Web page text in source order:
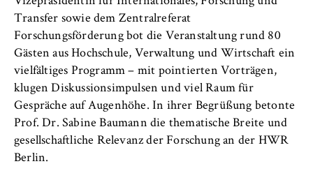
i
n
S
c
h
o
o
l
o
FB 2 Duales Studium
FB 3 Allgemeine Verwaltung
FB 4 Rechtspflege
FB 5 Polizei und
Sicherheitsmanagement
Transfer sowie dem Zentralreferat
Forschungsförderung bot die Veranstaltung rund 80
Gästen aus Hochschule, Verwaltung und Wirtschaft ein
vielfältiges Programm – mit pointierten Vorträgen,
klugen Diskussionsimpulsen und viel Raum für
Gespräche auf Augenhöhe. In ihrer Begrüßung betonte
Prof. Dr. Sabine Baumann die thematische Breite und
gesellschaftliche Relevanz der Forschung an der HWR
Berlin.
Cookie-Banner bei jedem erneuten Aufruf
der Website wiederholt angezeigt wird.
Cookie Laufzeit:
1 Jahr
TYPO3 Frontend Nutzer
Name: